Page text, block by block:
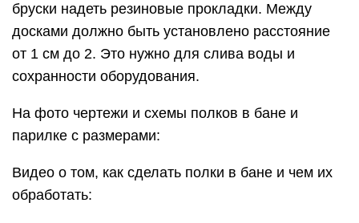
бруски надеть резиновые прокладки. Между
досками должно быть установлено расстояние
от 1 см до 2. Это нужно для слива воды и
сохранности оборудования.
На фото чертежи и схемы полков в бане и
парилке с размерами:
Видео о том, как сделать полки в бане и чем их
обработать: